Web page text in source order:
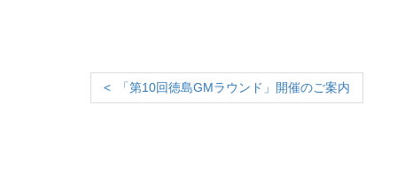
「第10回徳島GMラウンド」開催のご案内